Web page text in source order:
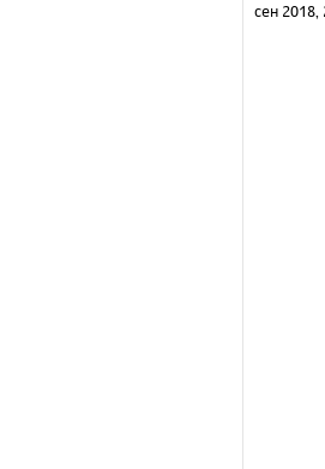
сен 2018,